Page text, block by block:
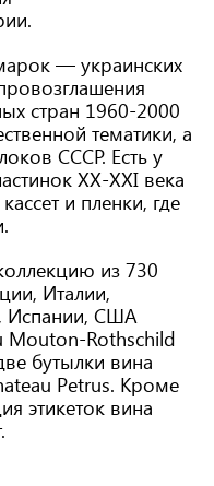
— украинских
стран 1960-2000
тематики, а
СССР. Есть у
XX-XXI века
и пленки, где
из 730
Италии,
Испании, США
Mouton-Rothschild
бутылки вина
Pеtrus. Кроме
этикеток вина